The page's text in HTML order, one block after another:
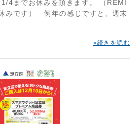
4までお休みを頂きます。 （REMI
みです） 例年の感じですと、週末
»続きを読む